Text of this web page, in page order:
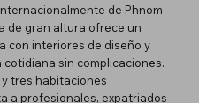
de Phnom
de gran altura ofrece un
con interiores de diseño y
sin complicaciones.
tres habitaciones
a profesionales, expatriados